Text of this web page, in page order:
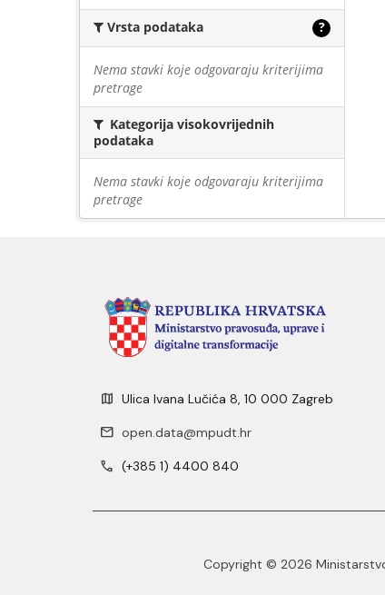
Vrsta podataka ?
Nema stavki koje odgovaraju kriterijima
pretrage
Kategorija visokovrijednih
podataka
Nema stavki koje odgovaraju kriterijima
pretrage